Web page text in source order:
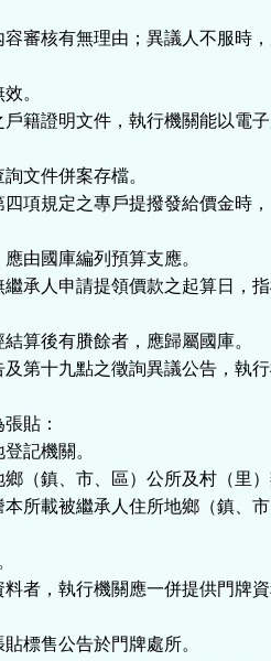
審核有無理由；異議人不服時
。
籍證明文件，執行機關能以電
文件併案存檔。
項規定之專戶提撥發給價金時
由國庫編列預算支應。
承人申請提領價款之起算日，
算後有賸餘者，應歸屬國庫。
第十九點之徵詢異議公告，執
貼：
記機關。
（鎮、市、區）公所及村（里
所載被繼承人住所地鄉（鎮、
者，執行機關應一併提供門牌
標售公告於門牌處所。